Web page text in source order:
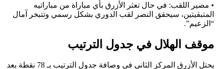
• مصير اللقب: في حال تعثر الأزرق بأي مباراة من مباراتيه
المتبقيتين، سيحقق النصر لقب الدوري بشكل رسمي وتتبخر آمال
“الزعيم”.
موقف الهلال في جدول الترتيب
يحتل الأزرق المركز الثاني في وصافة جدول الترتيب بـ 78 نقطة بعد